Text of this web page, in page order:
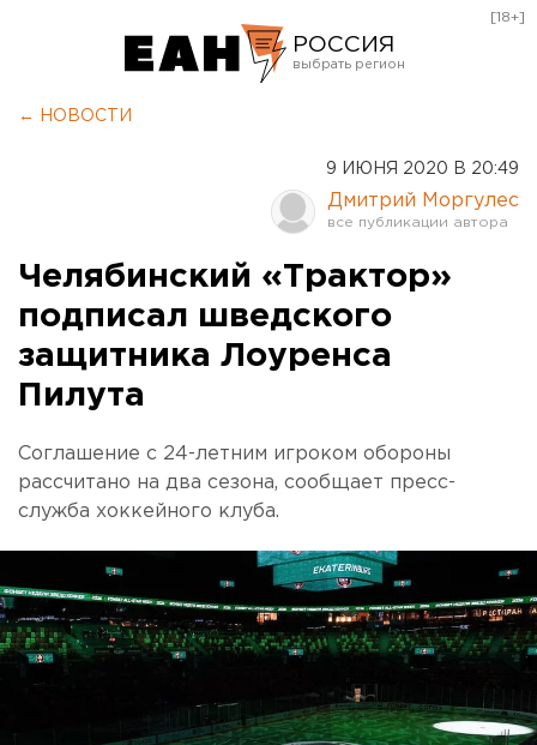
РОССИЯ
Оренбург
[18+]
← НОВОСТИ
9 ИЮНЯ 2020 В 20:49
Дмитрий Моргулес
Челябинский «Трактор»
подписал шведского
защитника Лоуренса
Пилута
Соглашение с 24-летним игроком обороны
рассчитано на два сезона, сообщает пресс-
служба хоккейного клуба.